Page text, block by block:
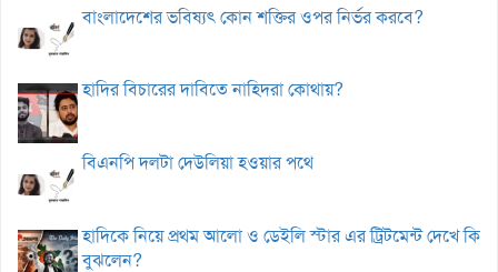
বাংলাদেশের ভবিষ্যৎ কোন শক্তির ওপর নির্ভর করবে?
হাদির বিচারের দাবিতে নাহিদরা কোথায়?
বিএনপি দলটা দেউলিয়া হওয়ার পথে
হাদিকে নিয়ে প্রথম আলো ও ডেইলি স্টার এর ট্রিটমেন্ট দেখে কি
বুঝলেন?